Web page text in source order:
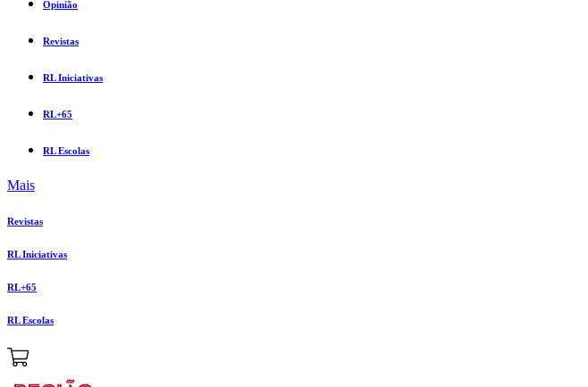
Opinião
Revistas
RL Iniciativas
RL+65
RL Escolas
Mais
Revistas
RL Iniciativas
RL+65
RL Escolas